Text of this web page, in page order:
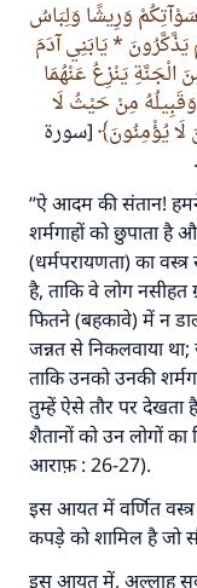
سَوْآتِكُمْ وَرِيشًا وَلِبَاسُ
يَذَّكَّرُونَ * يَابَنِي آدَمَ
الْجَنَّةِ يَنْزِعُ عَنْهُمَا
وَقَبِيلُهُ مِنْ حَيْثُ لَا
لَا يُؤْمِنُونَ
[سورة
“ऐ आदम की संतान! हमने
शर्मगाहों को छुपाता है
(धर्मपरायणता) का
है, ताकि वे लोग
फितने (बहकावे) में न
जन्नत से निकलवाया था;
ताकि उनको उनकी
तुम्हें ऐसे तौर पर देखता
शैतानों को उन लोगों का
आराफ़ : 26-27).
इस आयत में वर्णित
कपड़े को शामिल है जो
इस आयत में, अल्लाह